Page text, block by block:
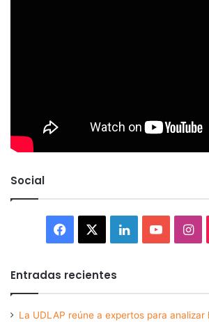
Social
Facebook LinkedInYouTube
Entradas recientes
La UDLAP reúne a expertos para analizar